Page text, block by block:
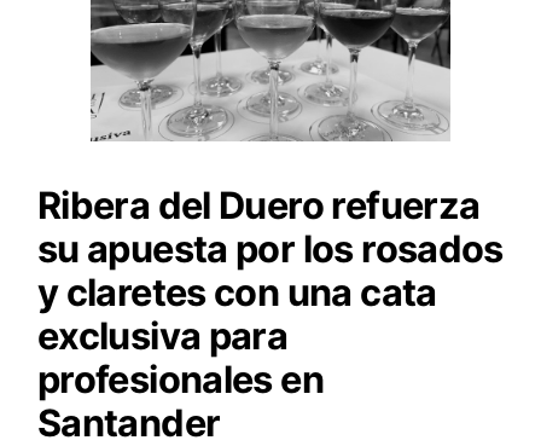
Ribera del Duero refuerza
su apuesta por los rosados
y claretes con una cata
exclusiva para
profesionales en
Santander